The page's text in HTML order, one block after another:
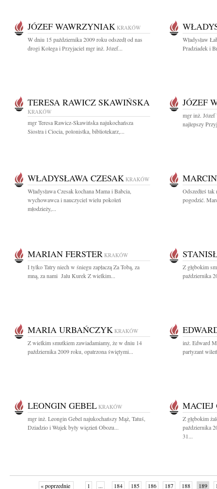
JÓZEF WAWRZYNIAK KRAKÓW
W dniu 15 października 2009 roku odszedł od nas
drogi Kolega i Przyjaciel mgr inż. Józef...
Władysław
Pradziadek i
TERESA RAWICZ SKAWIŃSKA
KRAKÓW
mgr Teresa Rawicz-Skawińska najukochańsza
Siostra i Ciocia, polonistka, bibliotekarz,...
JÓZEF
mgr inż.
najlepszy
WŁADYSŁAWA CZESAK KRAKÓW
Władysława Czesak kochana Mama i Babcia,
wychowawca i nauczyciel wielu pokoleń
młodzieży,...
Odszedłeś
pogodzić.
MARIAN FERSTER KRAKÓW
I tylko Tatry niech w śniegu zapłaczą Za Tobą, za
mną, za nami Jalu Kurek Z wielkim...
Z głębokim
października
MARIA URBAŃCZYK KRAKÓW
Z wielkim smutkiem zawiadamiamy, że w dniu 14
października 2009 roku, opatrzona świętymi...
inż. Edward
partyzant
LEONGIN GEBEL KRAKÓW
mgr inż. Leongin Gebel najukochańszy Mąż, Tatuś,
Dziadzio i Wujek były więzień Obozu...
MACIEJ
Z głębokim
października
31...
« poprzednie 1 ... 184 185 186 187 188 189